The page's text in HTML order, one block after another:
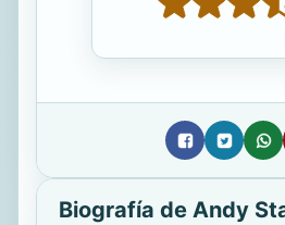
Biografía de Andy